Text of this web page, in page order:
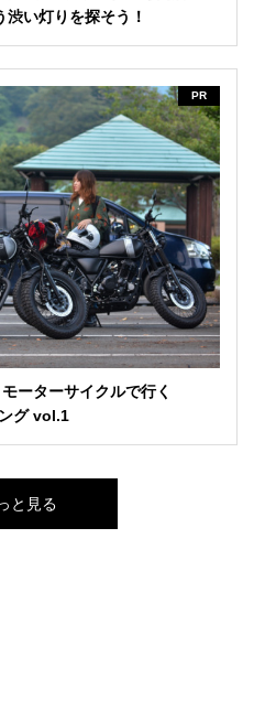
い灯りを探そう！
PR
ーターサイクルで行く
グ vol.1
と見る